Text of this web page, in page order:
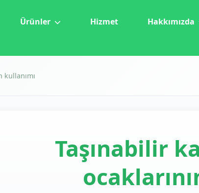
Ürünler Hizmet Hakkımızda
kullanımı
Taşınabilir